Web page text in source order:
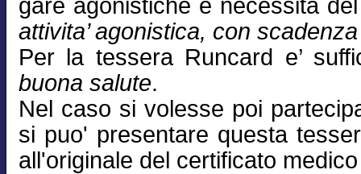
gare agonistiche e necessita
attivita’ agonistica, con
Per la tessera Runcard e’
buona salute.
Nel caso si volesse poi
si puo' presentare questa
all'originale del certificato